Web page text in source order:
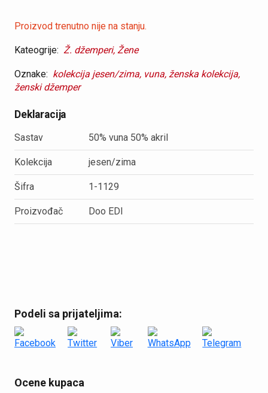
Proizvod trenutno nije na stanju.
Kateogrije: Ž. džemperi, Žene
Oznake: kolekcija jesen/zima, vuna, ženska kolekcija,
ženski džemper
Deklaracija
Sastav 50% vuna 50% akril
Kolekcija jesen/zima
Šifra 1-1129
Proizvođač Doo EDI
Podeli sa prijateljima:
Ocene kupaca